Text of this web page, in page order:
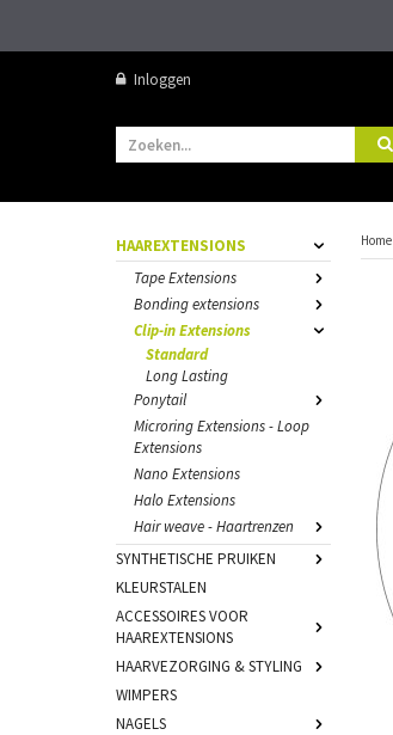
Inloggen
HAAREXTENSIONS
Tape Extensions
Bonding extensions
Clip-in Extensions
Standard
Long Lasting
Ponytail
Microring Extensions - Loop
Extensions
Nano Extensions
Halo Extensions
Hair weave - Haartrenzen
SYNTHETISCHE PRUIKEN
KLEURSTALEN
ACCESSOIRES VOOR
HAAREXTENSIONS
HAARVEZORGING & STYLING
WIMPERS
NAGELS
Home